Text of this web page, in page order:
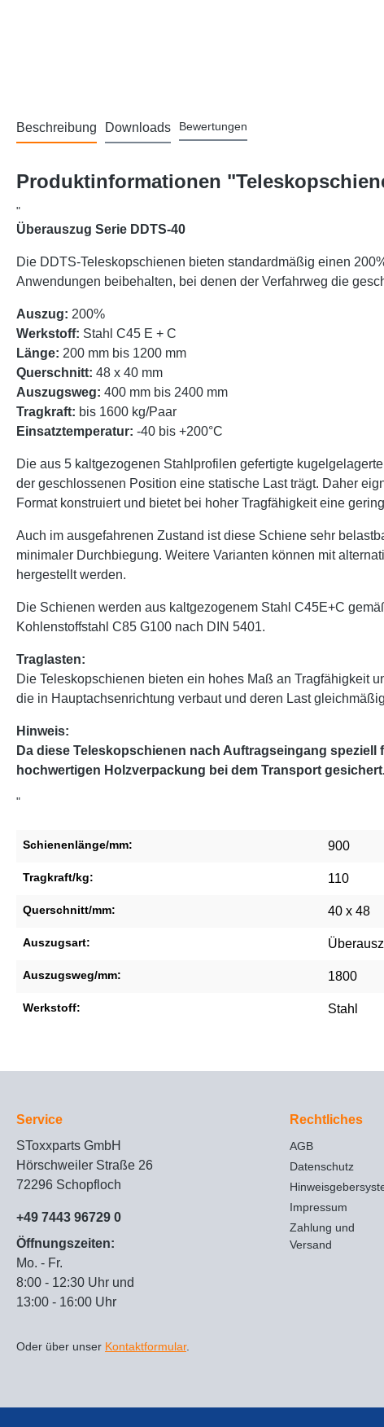
Beschreibung Downloads Bewertungen
Produktinformationen
"
Überauszug Serie DDTS-40
Die DDTS-Teleskopschienen bieten standardmäßig einen
Anwendungen beibehalten, bei denen der Verfahrweg die
Auszug: 200%
Werkstoff: Stahl C45 E + C
Länge: 200 mm bis 1200 mm
Querschnitt: 48 x 40 mm
Auszugsweg: 400 mm bis 2400 mm
Tragkraft: bis 1600 kg/Paar
Einsatztemperatur: -40 bis +200°C
Die aus 5 kaltgezogenen Stahlprofilen gefertigte
der geschlossenen Position eine statische Last trägt. Daher
Format konstruiert und bietet bei hoher Tragfähigkeit eine
Auch im ausgefahrenen Zustand ist diese Schiene sehr
minimaler Durchbiegung. Weitere Varianten können mit
hergestellt werden.
Die Schienen werden aus kaltgezogenem Stahl C45E+C
Kohlenstoffstahl C85 G100 nach DIN 5401.
Traglasten:
Die Teleskopschienen bieten ein hohes Maß an Tragfähigkeit
die in Hauptachsenrichtung verbaut und deren Last
Hinweis:
Da diese Teleskopschienen nach Auftragseingang
hochwertigen Holzverpackung bei dem Transport
"
Schienenlänge/mm: 900
Tragkraft/kg: 110
Querschnitt/mm: 40 x 48
Auszugsart:
Auszugsweg/mm: 1800
Werkstoff: Stahl
Service
SToxxparts GmbH
Hörschweiler Straße 26
72296 Schopfloch
+49 7443 96729 0
Öffnungszeiten:
Mo. - Fr.
8:00 - 12:30 Uhr und
13:00 - 16:00 Uhr
Oder über unser Kontaktformular.
Rechtliches
AGB
Datenschutz
Impressum
Zahlung und
Versand